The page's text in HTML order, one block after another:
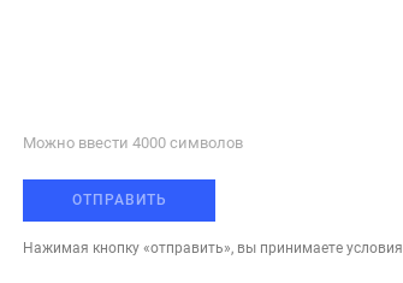
Можно ввести 4000 cимволов
ОТПРАВИТЬ
Нажимая кнопку «отправить», вы принимаете условия